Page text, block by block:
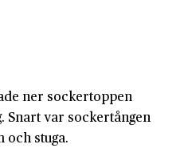
ner socker­toppen
Snart var socker­tången
och stuga.